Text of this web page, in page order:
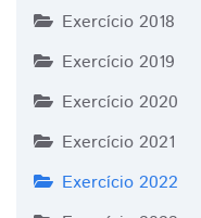
Exercício 2018
Exercício 2019
Exercício 2020
Exercício 2021
Exercício 2022